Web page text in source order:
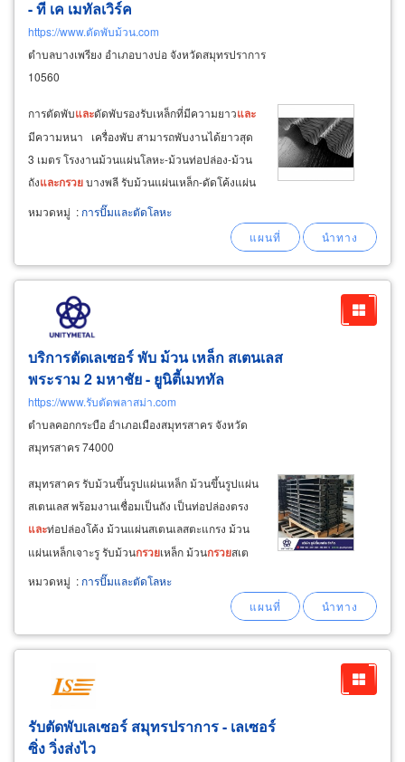
- ที เค เมทัลเวิร์ค
https://www.ตัดพับม้วน.com
ตำบลบางเพรียง อำเภอบางบ่อ จังหวัดสมุทรปราการ
10560
การตัดพับและดัดพับรองรับเหล็กที่มีความยาวและ
มีความหนา เครื่องพับ สามารถพับงานได้ยาวสุด
3 เมตร โรงงานม้วนแผ่นโลหะ-ม้วนท่อปล่อง-ม้วน
ถังและกรวยบางพลี รับม้วนแผ่นเหล็ก-ดัดโค้งแผ่น
เหล็กตามองศาตามแบบที่ลูกค้า รับผลิตถังเหล็ก
ขนาดใหญ่ทรงตั้ง-ทรงนอน รับม้วนท่อปล่องขนาด
หมวดหมู่ : การปั๊มและตัดโลหะ
บริการตัดเลเซอร์ พับ ม้วน เหล็ก สเตนเลส
พระราม 2 มหาชัย - ยูนิตี้เมททัล
https://www.รับตัดพลาสม่า.com
ตำบลคอกกระบือ อำเภอเมืองสมุทรสาคร จังหวัด
สมุทรสาคร 74000
สมุทรสาคร รับม้วนขึ้นรูปแผ่นเหล็ก ม้วนขึ้นรูปแผ่น
สเตนเลส พร้อมงานเชื่อมเป็นถัง เป็นท่อปล่องตรง
และท่อปล่องโค้ง ม้วนแผ่นสเตนเลสตะแกรง ม้วน
แผ่นเหล็กเจาะรู รับม้วนกรวยเหล็ก ม้วนกรวยสเต
นเลส พร้อมงานเชื่อมเป็นฝากรวย-ก้น
หมวดหมู่ : การปั๊มและตัดโลหะ
รับตัดพับเลเซอร์ สมุทรปราการ - เลเซอร์
ซิ่ง วิ่งส่งไว